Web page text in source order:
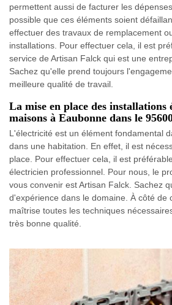
permettent aussi de facturer les
possible que ces éléments soient
effectuer des travaux de remplacement
installations. Pour effectuer cela, il est
service de Artisan Falck qui est une
Sachez qu'elle prend toujours
meilleure qualité de travail.
La mise en place des installations
maisons à Eaubonne dans le
L'électricité est un élément fondamental
dans une habitation. En effet, il est
place. Pour effectuer cela, il est
électricien professionnel. Pour nous, le
vous convenir est Artisan Falck. Sachez
d'expérience dans le domaine. À côté de
maîtrise toutes les techniques
très bonne qualité.